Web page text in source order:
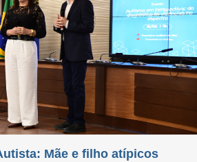
Mãe e filho atípicos